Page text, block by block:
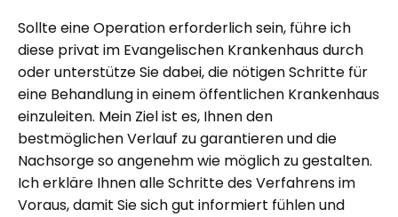
Sollte eine Operation erforderlich sein, führe ich
diese privat im Evangelischen Krankenhaus durch
oder unterstütze Sie dabei, die nötigen Schritte für
eine Behandlung in einem öffentlichen Krankenhaus
einzuleiten. Mein Ziel ist es, Ihnen den
bestmöglichen Verlauf zu garantieren und die
Nachsorge so angenehm wie möglich zu gestalten.
Ich erkläre Ihnen alle Schritte des Verfahrens im
Voraus, damit Sie sich gut informiert fühlen und